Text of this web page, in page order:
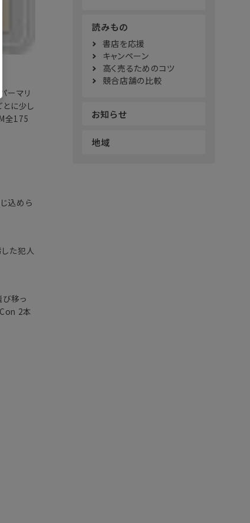
ーマリ
に少し
全175
込めら
た犯人
移っ
2本
読みもの
書店を応援
キャンペーン
高く売るためのコツ
競合店舗の比較
お知らせ
地域